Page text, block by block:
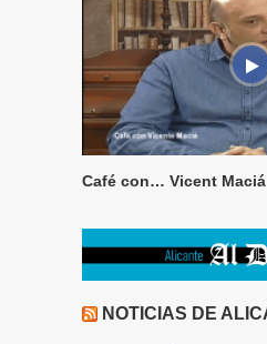
Café con… Vicent Maciá
NOTICIAS DE